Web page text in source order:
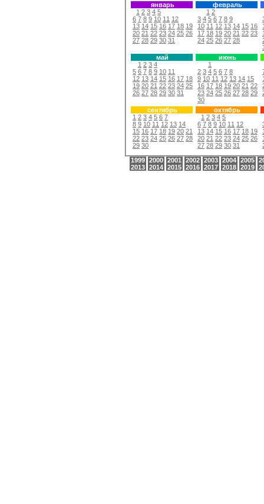
январь
1 2 3 4 5
6 7 8 9 10 11 12
13 14 15 16 17 18 19
20 21 22 23 24 25 26
27 28 29 30 31
февраль
1 2
3 4 5 6 7 8 9
10 11 12 13 14 15 16
17 18 19 20 21 22 23
24 25 26 27 28
май
1 2 3 4
5 6 7 8 9 10 11
12 13 14 15 16 17 18
19 20 21 22 23 24 25
26 27 28 29 30 31
июнь
1
2 3 4 5 6 7 8
9 10 11 12 13 14 15
16 17 18 19 20 21 22
23 24 25 26 27 28 29
30
сентябрь
1 2 3 4 5 6 7
8 9 10 11 12 13 14
15 16 17 18 19 20 21
22 23 24 25 26 27 28
29 30
октябрь
1 2 3 4 5
6 7 8 9 10 11 12
13 14 15 16 17 18 19
20 21 22 23 24 25 26
27 28 29 30 31
1999 2000 2001 2002 2003 2004 2005
2013 2014 2015 2016 2017 2018 2019